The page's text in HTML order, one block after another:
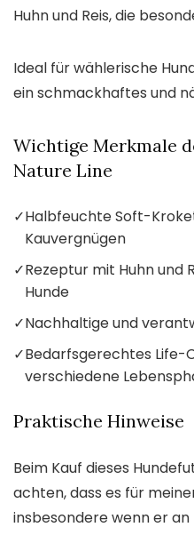
Huhn und Reis, die
Ideal für wählerische
ein schmackhaftes und
Wichtige Merkmale
Nature Line
✓Halbfeuchte Soft-
Kauvergnügen
✓Rezeptur mit Huhn und
Hunde
✓Nachhaltige und
✓Bedarfsgerechtes Life-
verschiedene
Praktische Hinweise
Beim Kauf dieses
achten, dass es für
insbesondere wenn er